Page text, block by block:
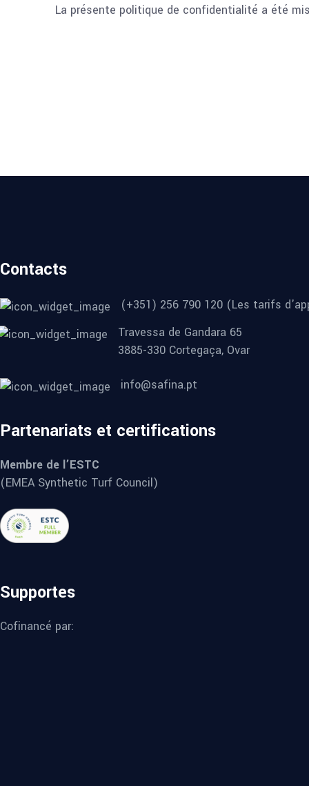
La présente politique de confidentialité a été
Contacts
(+351) 256 790 120 (Les tarifs
Travessa de Gandara 65
3885-330 Cortegaça, Ovar
info@safina.pt
Partenariats et certifications
Membre de l’ESTC
(EMEA Synthetic Turf Council)
Supportes
Cofinancé par: